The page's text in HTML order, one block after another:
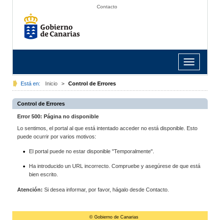
Contacto
Toggle
navigation
Está en: Inicio > Control de Errores
Control de Errores
Error 500: Página no disponible
Lo sentimos, el portal al que está intentado acceder no está disponible. Esto
puede ocurrir por varios motivos:
El portal puede no estar disponible "Temporalmente".
Ha introducido un URL incorrecto. Compruebe y asegúrese de que está
bien escrito.
Atención: Si desea informar, por favor, hágalo desde Contacto.
© Gobierno de Canarias